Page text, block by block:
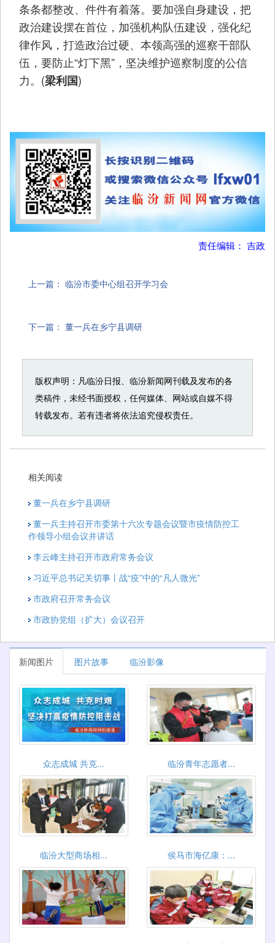
条条都整改、件件有着落。要加强自身建设，把
政治建设摆在首位，加强机构队伍建设，强化纪
律作风，打造政治过硬、本领高强的巡察干部队
伍，要防止“灯下黑”，坚决维护巡察制度的公信
力。(梁利国)
责任编辑： 吉政
上一篇： 临汾市委中心组召开学习会
下一篇： 董一兵在乡宁县调研
版权声明：凡临汾日报、临汾新闻网刊载及发布的各
类稿件，未经书面授权，任何媒体、网站或自媒不得
转载发布。若有违者将依法追究侵权责任。
相关阅读
董一兵在乡宁县调研
董一兵主持召开市委第十六次专题会议暨市疫情防控工
作领导小组会议并讲话
李云峰主持召开市政府常务会议
习近平总书记关切事丨战“疫”中的“凡人微光”
市政府召开常务会议
市政协党组（扩大）会议召开
新闻图片 图片故事 临汾影像
众志成城 共克... 临汾青年志愿者...
临汾大型商场相... 侯马市海亿康：...